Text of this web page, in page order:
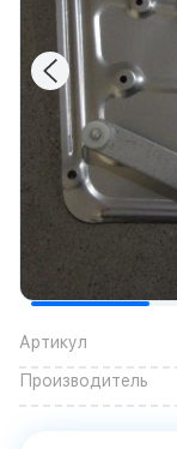
Артикул
Производитель